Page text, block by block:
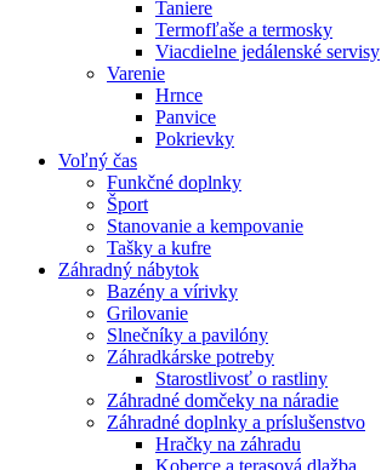
Taniere
Termofľaše a termosky
Viacdielne jedálenské servisy
Varenie
Hrnce
Panvice
Pokrievky
Voľný čas
Funkčné doplnky
Šport
Stanovanie a kempovanie
Tašky a kufre
Záhradný nábytok
Bazény a vírivky
Grilovanie
Slnečníky a pavilóny
Záhradkárske potreby
Starostlivosť o rastliny
Záhradné domčeky na náradie
Záhradné doplnky a príslušenstvo
Hračky na záhradu
Koberce a terasová dlažba